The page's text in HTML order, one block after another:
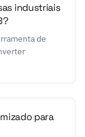
industriais
de
para